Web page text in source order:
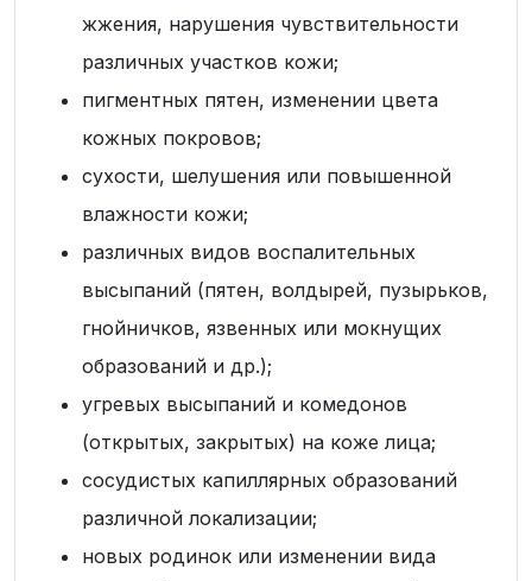
жжения, нарушения чувствительности
различных участков кожи;
пигментных пятен, изменении цвета
кожных покровов;
сухости, шелушения или повышенной
влажности кожи;
различных видов воспалительных
высыпаний (пятен, волдырей, пузырьков,
гнойничков, язвенных или мокнущих
образований и др.);
угревых высыпаний и комедонов
(открытых, закрытых) на коже лица;
сосудистых капиллярных образований
различной локализации;
новых родинок или изменении вида